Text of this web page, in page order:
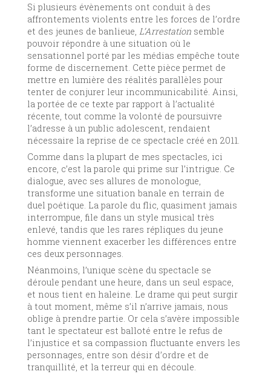
Si plusieurs évènements ont conduit à des
affrontements violents entre les forces de l’ordre
et des jeunes de banlieue, L’Arrestationsemble
pouvoir répondre à une situation où le
sensationnel porté par les médias empêche toute
forme de discernement. Cette pièce permet de
mettre en lumière des réalités parallèles pour
tenter de conjurer leur incommunicabilité. Ainsi,
la portée de ce texte par rapport à l’actualité
récente, tout comme la volonté de poursuivre
l’adresse à un public adolescent, rendaient
nécessaire la reprise de ce spectacle créé en 2011.
Comme dans la plupart de mes spectacles, ici
encore, c’est la parole qui prime sur l’intrigue. Ce
dialogue, avec ses allures de monologue,
transforme une situation banale en terrain de
duel poétique. La parole du flic, quasiment jamais
interrompue, file dans un style musical très
enlevé, tandis que les rares répliques du jeune
homme viennent exacerber les différences entre
ces deux personnages.
Néanmoins, l’unique scène du spectacle se
déroule pendant une heure, dans un seul espace,
et nous tient en haleine. Le drame qui peut surgir
à tout moment, même s’il n’arrive jamais, nous
oblige à prendre partie. Or cela s’avère impossible
tant le spectateur est balloté entre le refus de
l’injustice et sa compassion fluctuante envers les
personnages, entre son désir d’ordre et de
tranquillité, et la terreur qui en découle.